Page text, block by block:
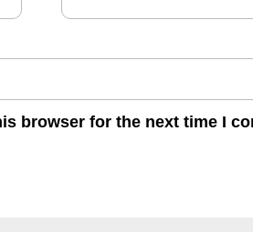
browser for the next time I